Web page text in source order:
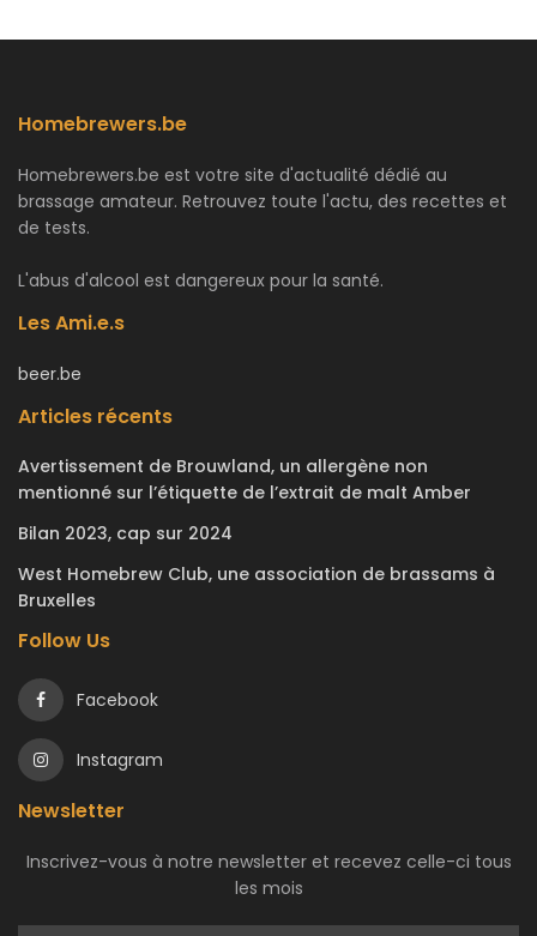
Homebrewers.be
Homebrewers.be est votre site d'actualité dédié au
brassage amateur. Retrouvez toute l'actu, des recettes et
de tests.
L'abus d'alcool est dangereux pour la santé.
Les Ami.e.s
beer.be
Articles récents
Avertissement de Brouwland, un allergène non
mentionné sur l’étiquette de l’extrait de malt Amber
Bilan 2023, cap sur 2024
West Homebrew Club, une association de brassams à
Bruxelles
Follow Us
Facebook
Instagram
Newsletter
Inscrivez-vous à notre newsletter et recevez celle-ci tous
les mois